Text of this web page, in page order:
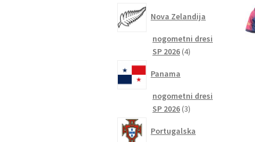
Nova Zelandija
nogometni dresi
SP 2026 44
Panama
nogometni dresi
SP 2026 33
Portugalska